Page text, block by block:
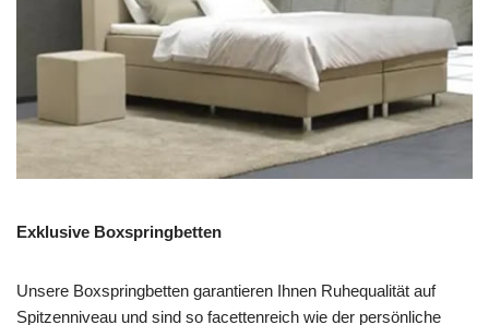
Exklusive Boxspringbetten
Unsere Boxspringbetten garantieren Ihnen Ruhequalität auf
Spitzenniveau und sind so facettenreich wie der persönliche